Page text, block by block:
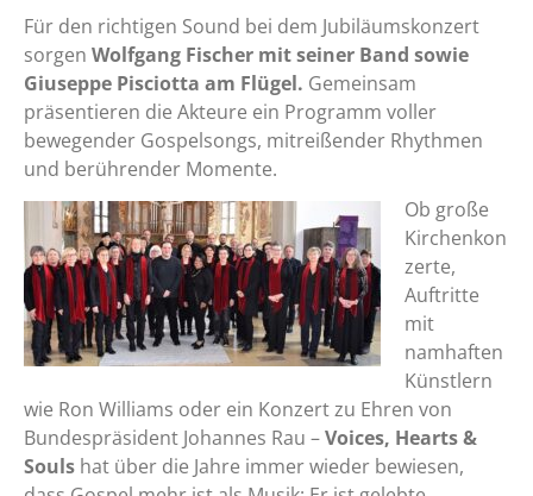
Für den richtigen Sound bei dem Jubiläumskonzert
sorgen Wolfgang Fischer mit seiner Band sowie
Giuseppe Pisciotta am Flügel. Gemeinsam
präsentieren die Akteure ein Programm voller
bewegender Gospelsongs, mitreißender Rhythmen
und berührender Momente.
Ob große
Kirchenkon
zerte,
Auftritte
mit
namhaften
Künstlern
wie Ron Williams oder ein Konzert zu Ehren von
Bundespräsident Johannes Rau –Voices, Hearts &
Souls hat über die Jahre immer wieder bewiesen,